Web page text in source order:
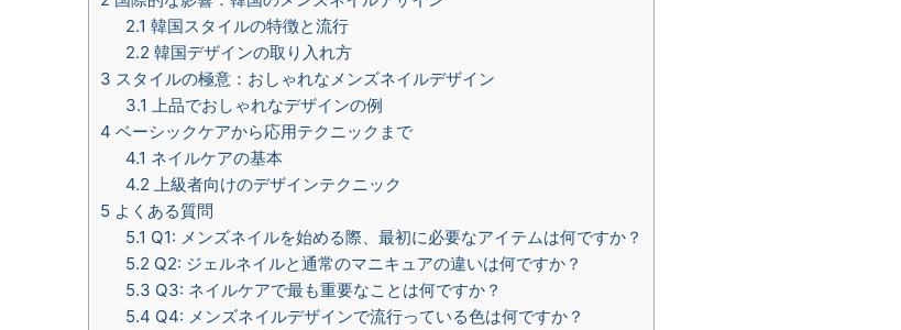
2.1 韓国スタイルの特徴と流行
2.2 韓国デザインの取り入れ方
3 スタイルの極意：おしゃれなメンズネイルデザイン
3.1 上品でおしゃれなデザインの例
4 ベーシックケアから応用テクニックまで
4.1 ネイルケアの基本
4.2 上級者向けのデザインテクニック
5 よくある質問
5.1 Q1: メンズネイルを始める際、最初に必要なアイテムは何ですか？
5.2 Q2: ジェルネイルと通常のマニキュアの違いは何ですか？
5.3 Q3: ネイルケアで最も重要なことは何ですか？
5.4 Q4: メンズネイルデザインで流行っている色は何ですか？